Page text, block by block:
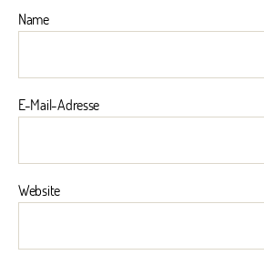
Name
E-Mail-Adresse
Website